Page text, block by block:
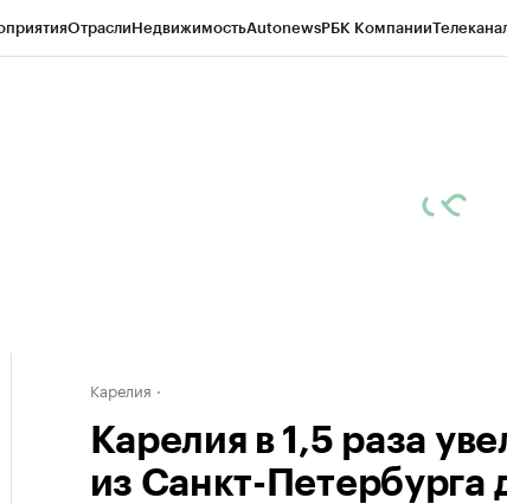
ОтраслиНедвижимостьAutonewsРБК Компании
Карелия
Карелия в 1,5 раза
из Санкт-Петербурга